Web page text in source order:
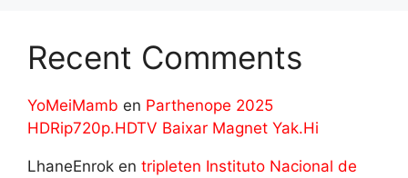
Recent Comments
YoMeiMamb en Parthenope 2025
HDRip720p.HDTV Baixar Magnet Yak.Hi
LhaneEnrok en tripleten Instituto Nacional de